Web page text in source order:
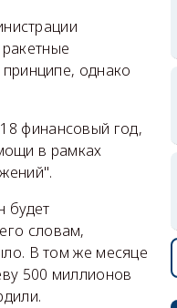
однако
финансовый год,
в рамках
будет
словам,
В том же месяце
500 миллионов